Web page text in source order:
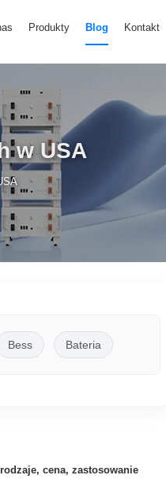
Produkty Blog Kontakt
w USA
Bess Bateria
cena, zastosowanie